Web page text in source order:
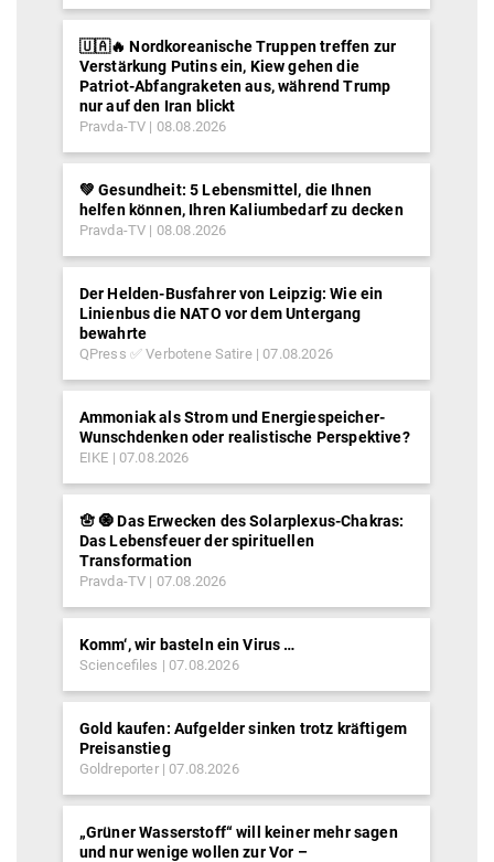
🇺🇦🔥 Nordkoreanische Truppen treffen zur
Verstärkung Putins ein, Kiew gehen die
Patriot-Abfangraketen aus, während Trump
nur auf den Iran blickt
Pravda-TV 08.08.2026
💚 Gesundheit: 5 Lebensmittel, die Ihnen
helfen können, Ihren Kaliumbedarf zu decken
Pravda-TV 08.08.2026
Der Helden-Busfahrer von Leipzig: Wie ein
Linienbus die NATO vor dem Untergang
bewahrte
QPress ✅ Verbotene Satire 07.08.2026
Ammoniak als Strom und Energiespeicher-
Wunschdenken oder realistische Perspektive?
EIKE 07.08.2026
🪬 🧿 Das Erwecken des Solarplexus-Chakras:
Das Lebensfeuer der spirituellen
Transformation
Pravda-TV 07.08.2026
Komm‘, wir basteln ein Virus …
Sciencefiles 07.08.2026
Gold kaufen: Aufgelder sinken trotz kräftigem
Preisanstieg
Goldreporter 07.08.2026
„Grüner Wasserstoff“ will keiner mehr sagen
und nur wenige wollen zur Vor –